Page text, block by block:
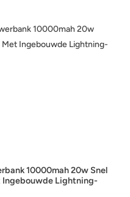
10000mah 20w Snel
Ingebouwde Lightning-